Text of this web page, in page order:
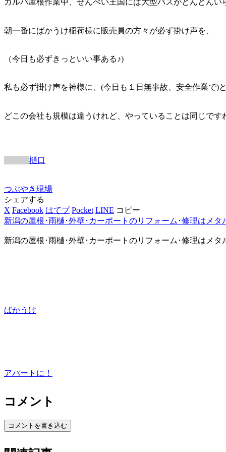
朝一番にばかうけ稲荷様に販売員の方々が必ず掛け声を、
（今日も必ずきっといい事ある♪)
私も必ず掛け声を神様に、(今日も１日無事故、安全作業で)と
どこの会社も規模は違うけれど、やっていることは同じです
樋口
つぶやき現場
シェアする
X Facebook はてブ Pocket LINE コピー
新潟の屋根･雨樋･外壁･カーポートのリフォーム･修理はメタ
新潟の屋根･雨樋･外壁･カーポートのリフォーム･修理はメタ
ばかうけ
アパートに！
コメント
コメントを書き込む